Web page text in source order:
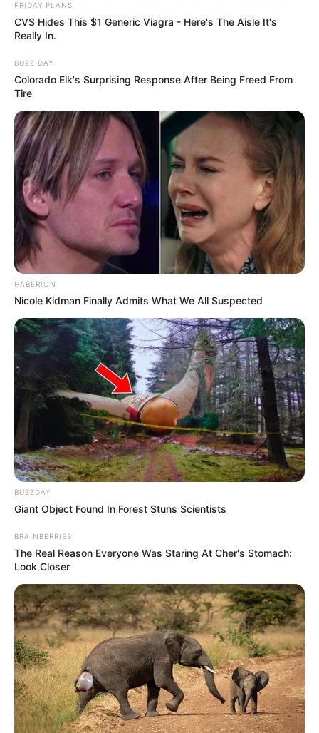
FRIDAY PLANS
CVS Hides This $1 Generic Viagra - Here's The Aisle It's
Really In.
BUZZ DAY
Colorado Elk's Surprising Response After Being Freed From
Tire
HABERION
Nicole Kidman Finally Admits What We All Suspected
BUZZDAY
Giant Object Found In Forest Stuns Scientists
BRAINBERRIES
The Real Reason Everyone Was Staring At Cher's Stomach:
Look Closer